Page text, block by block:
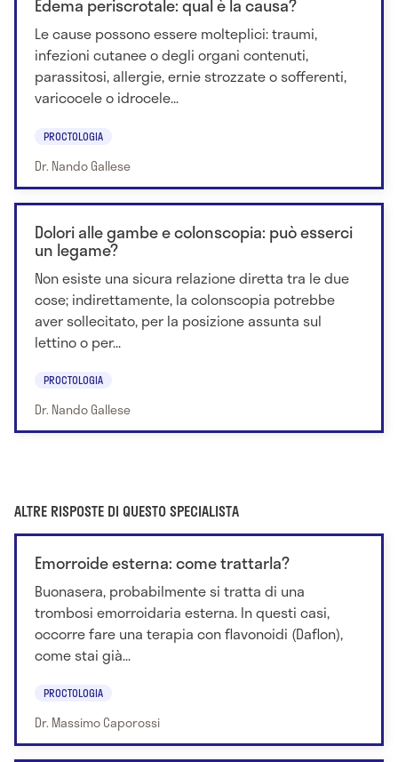
Edema periscrotale: qual è la causa?
Le cause possono essere molteplici: traumi,
infezioni cutanee o degli organi contenuti,
parassitosi, allergie, ernie strozzate o sofferenti,
varicocele o idrocele...
PROCTOLOGIA
Dr. Nando Gallese
Dolori alle gambe e colonscopia: può esserci
un legame?
Non esiste una sicura relazione diretta tra le due
cose; indirettamente, la colonscopia potrebbe
aver sollecitato, per la posizione assunta sul
lettino o per...
PROCTOLOGIA
Dr. Nando Gallese
ALTRE RISPOSTE DI QUESTO SPECIALISTA
Emorroide esterna: come trattarla?
Buonasera, probabilmente si tratta di una
trombosi emorroidaria esterna. In questi casi,
occorre fare una terapia con flavonoidi (Daflon),
come stai già...
PROCTOLOGIA
Dr. Massimo Caporossi